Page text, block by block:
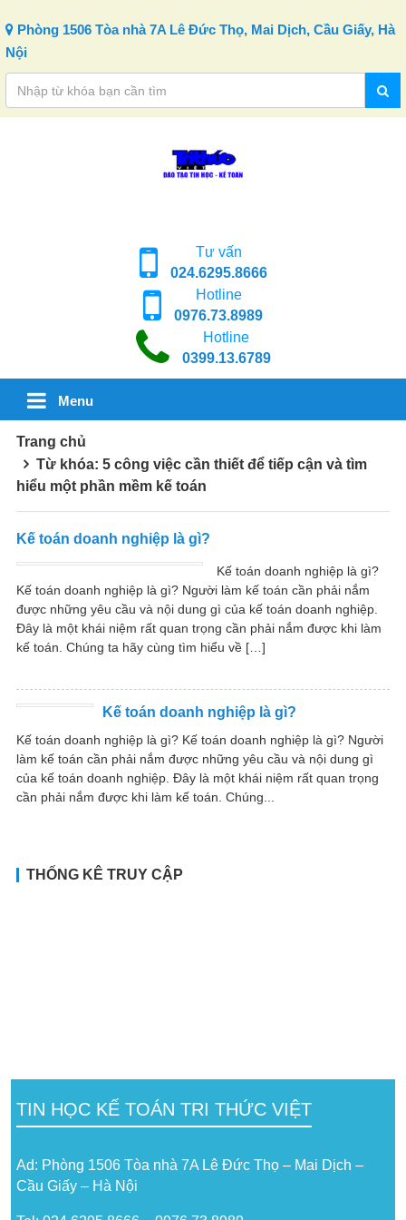
Phòng 1506 Tòa nhà 7A Lê Đức Thọ, Mai Dịch, Cầu Giấy, Hà
Nội
Tư vấn
024.6295.8666
Hotline
0976.73.8989
Hotline
0399.13.6789
Menu
Trang chủ
Từ khóa: 5 công việc cần thiết để tiếp cận và tìm
hiểu một phần mềm kế toán
Kế toán doanh nghiệp là gì?
Kế toán doanh nghiệp là gì?
Kế toán doanh nghiệp là gì? Người làm kế toán cần phải nắm
được những yêu cầu và nội dung gì của kế toán doanh nghiệp.
Đây là một khái niệm rất quan trọng cần phải nắm được khi làm
kế toán. Chúng ta hãy cùng tìm hiểu về […]
Kế toán doanh nghiệp là gì?
Kế toán doanh nghiệp là gì? Kế toán doanh nghiệp là gì? Người
làm kế toán cần phải nắm được những yêu cầu và nội dung gì
của kế toán doanh nghiệp. Đây là một khái niệm rất quan trọng
cần phải nắm được khi làm kế toán. Chúng...
THỐNG KÊ TRUY CẬP
TIN HỌC KẾ TOÁN TRI THỨC VIỆT
Ad: Phòng 1506 Tòa nhà 7A Lê Đức Thọ – Mai Dịch –
Cầu Giấy – Hà Nội